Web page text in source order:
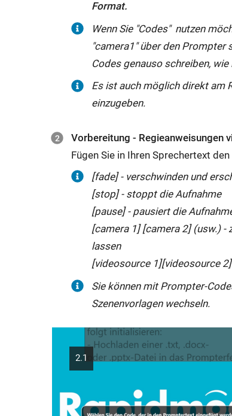
Format.
Wenn Sie "Codes" nutzen
"camera1" über den Prompter
Codes genauso schreiben,
Es ist auch möglich direkt am
einzugeben.
Vorbereitung - Regieanweisungen
Fügen Sie in Ihren Sprechertext
[fade] - verschwinden und
[stop] - stoppt die Aufnahme
[pause] - pausiert die
[camera1] [camera2] (usw.) -
lassen
[videosource 1][videosource
Sie können mit Prompter-
Szenenvorlagen wechseln.
2.1